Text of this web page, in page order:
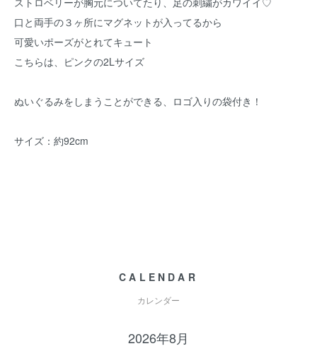
口と両手の３ヶ所にマグネットが入ってるから
可愛いポーズがとれてキュート
こちらは、ピンクの2Lサイズ
ぬいぐるみをしまうことができる、ロゴ入りの袋付き！
サイズ：約92cm
CALENDAR
カレンダー
2026年8月